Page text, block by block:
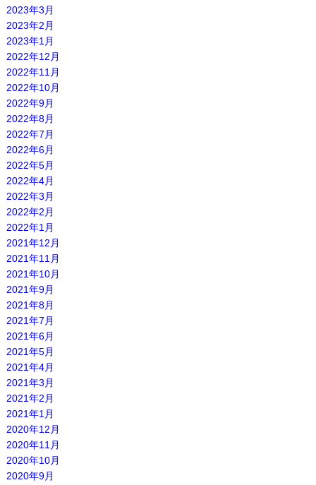
2023年3月
2023年2月
2023年1月
2022年12月
2022年11月
2022年10月
2022年9月
2022年8月
2022年7月
2022年6月
2022年5月
2022年4月
2022年3月
2022年2月
2022年1月
2021年12月
2021年11月
2021年10月
2021年9月
2021年8月
2021年7月
2021年6月
2021年5月
2021年4月
2021年3月
2021年2月
2021年1月
2020年12月
2020年11月
2020年10月
2020年9月